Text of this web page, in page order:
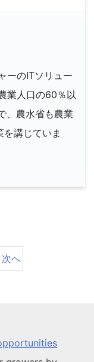
ーのITソリュー
業人口の60％以
、農水省も農業
講じていま
次へ